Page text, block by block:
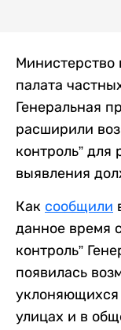
Министерство
палата
Генеральная
расширили
контроль” для
выявления
Как сообщили
данное время
контроль”
появилась
уклоняющихся
улицах и в